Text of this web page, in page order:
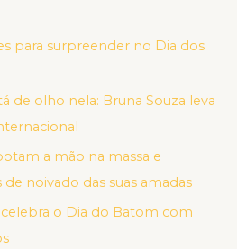
para surpreender no Dia dos
de olho nela: Bruna Souza leva
a mão na massa e
noivado das suas amadas
o Dia do Batom com